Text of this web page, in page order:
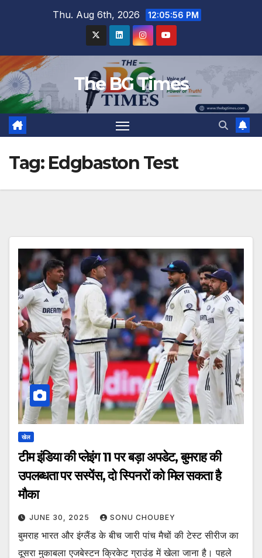
Thu. Aug 6th, 2026 12:05:56 PM
The BG Times
Tag: Edgbaston Test
खेल
टीम इंडिया की प्लेइंग 11 पर बड़ा अपडेट, बुमराह की
उपलब्धता पर सस्पेंस, दो स्पिनरों को मिल सकता है
मौका
JUNE 30, 2025 SONU CHOUBEY
बुमराह भारत और इंग्लैंड के बीच जारी पांच मैचों की टेस्ट सीरीज का
दूसरा मुकाबला एजबेस्टन क्रिकेट ग्राउंड में खेला जाना है। पहले